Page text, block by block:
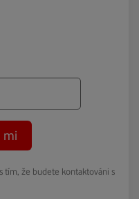
mi
tím, že budete kontaktováni s